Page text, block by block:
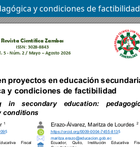
y condiciones de factibilidad